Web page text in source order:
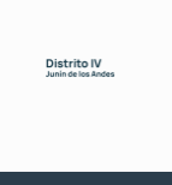
contenido